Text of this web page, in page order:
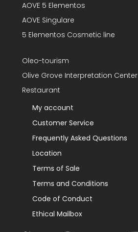
AOVE 5 Elementos
AOVE Singulare
5 Elementos Cosmetic line
Oleo-tourism
Olive Grove Interpretation Center
Restaurant
My account
Customer Service
Frequently Asked Questions
Location
Terms of Sale
Terms and Conditions
Code of Conduct
Ethical Mailbox